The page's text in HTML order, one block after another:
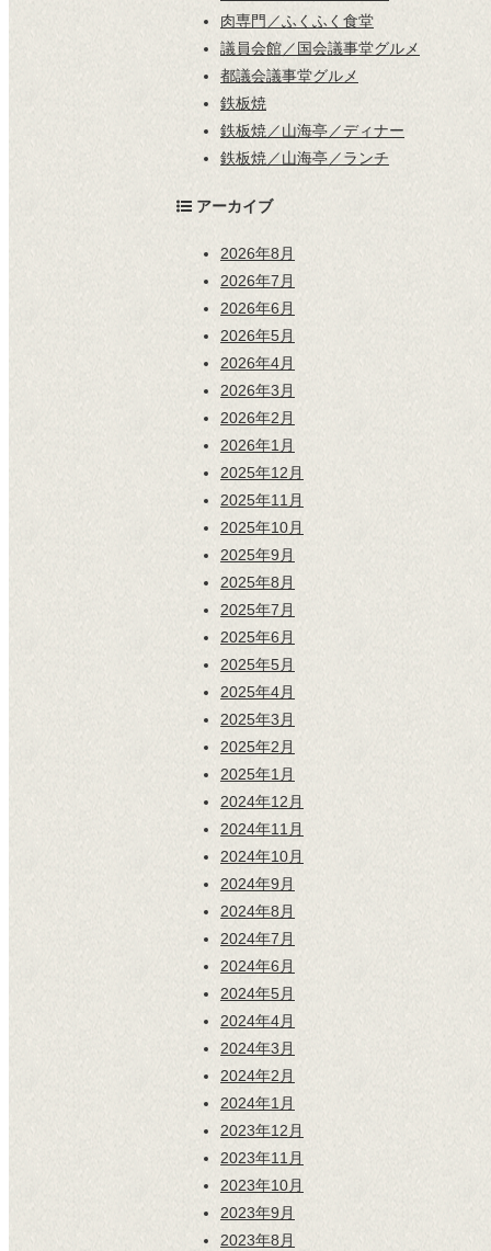
肉専門／ふくふく食堂
議員会館／国会議事堂グルメ
都議会議事堂グルメ
鉄板焼
鉄板焼／山海亭／ディナー
鉄板焼／山海亭／ランチ
アーカイブ
2026年8月
2026年7月
2026年6月
2026年5月
2026年4月
2026年3月
2026年2月
2026年1月
2025年12月
2025年11月
2025年10月
2025年9月
2025年8月
2025年7月
2025年6月
2025年5月
2025年4月
2025年3月
2025年2月
2025年1月
2024年12月
2024年11月
2024年10月
2024年9月
2024年8月
2024年7月
2024年6月
2024年5月
2024年4月
2024年3月
2024年2月
2024年1月
2023年12月
2023年11月
2023年10月
2023年9月
2023年8月